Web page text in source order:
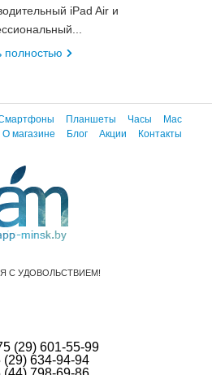
iPad Air и
полностью
Планшеты Часы
Mac
О магазине
Блог Акции Контакты
С УДОВОЛЬСТВИЕМ!
(29) 601-55-99
(29) 634-94-94